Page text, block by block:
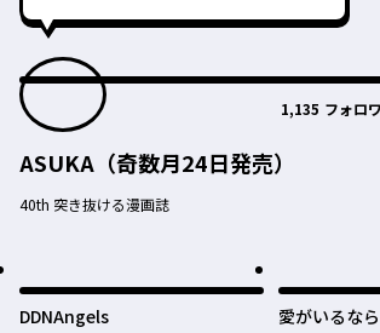
1,135 フォロ
ASUKA（奇数月24日発売）
40th 突き抜ける漫画誌
DDNAngels 愛がいるな